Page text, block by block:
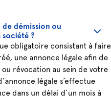
de démission ou
société ?
obligatoire consistant à faire
une annonce légale afin de
révocation au sein de votre
légale s’effectue
dans un délai d’un mois à